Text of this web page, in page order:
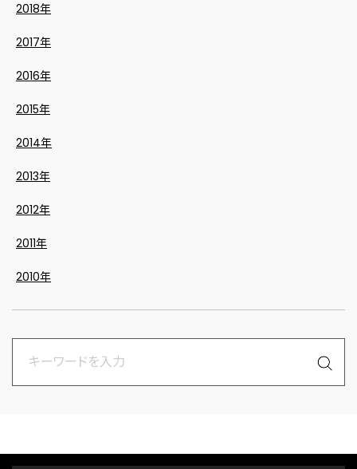
2018年
2017年
2016年
2015年
2014年
2013年
2012年
2011年
2010年